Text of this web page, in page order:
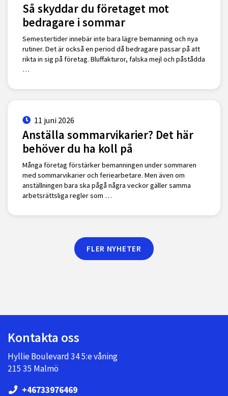
Så skyddar du företaget mot
bedragare i sommar
Semestertider innebär inte bara lägre bemanning och nya
rutiner. Det är också en period då bedragare passar på att
rikta in sig på företag. Bluffakturor, falska mejl och påstådda
…
11 juni 2026
Anställa sommarvikarier? Det här
behöver du ha koll på
Många företag förstärker bemanningen under sommaren
med sommarvikarier och feriearbetare. Men även om
anställningen bara ska pågå några veckor gäller samma
arbetsrättsliga regler som …
FLER NYHETER
Kontakta oss
Hyllie Boulevard 34 5:e våning
215 35 Malmö
+46733976469